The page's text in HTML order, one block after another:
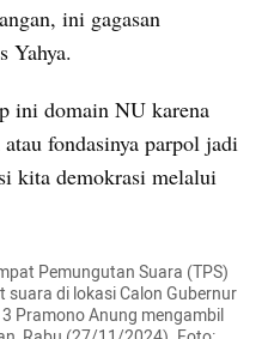
ini gagasan
Yahya.
ini domain NU karena
fondasinya parpol jadi
kita demokrasi melalui
Pemungutan Suara (TPS)
di lokasi Calon Gubernur
Pramono Anung mengambil